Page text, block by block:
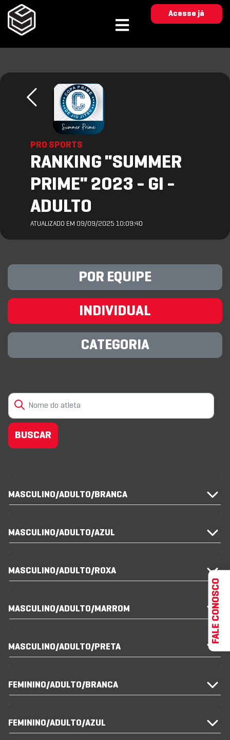
Acesse já
PRO SPORTS
RANKING "SUMMER
PRIME" 2023 - GI -
ADULTO
ATUALIZADO EM 09/09/2025 10:09:40
POR EQUIPE
INDIVIDUAL
CATEGORIA
MASCULINO/ADULTO/BRANCA
MASCULINO/ADULTO/AZUL
MASCULINO/ADULTO/ROXA
MASCULINO/ADULTO/MARROM
MASCULINO/ADULTO/PRETA
FEMININO/ADULTO/BRANCA
FEMININO/ADULTO/AZUL
FALE CONOSCO